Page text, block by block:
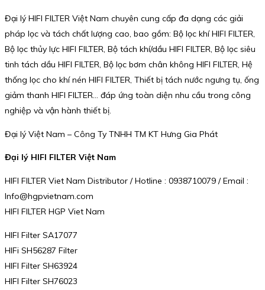
Đại lý HIFI FILTER Việt Nam chuyên cung cấp đa dạng các giải
pháp lọc và tách chất lượng cao, bao gồm: Bộ lọc khí HIFI FILTER,
Bộ lọc thủy lực HIFI FILTER, Bộ tách khí/dầu HIFI FILTER, Bộ lọc siêu
tinh tách dầu HIFI FILTER, Bộ lọc bơm chân không HIFI FILTER, Hệ
thống lọc cho khí nén HIFI FILTER, Thiết bị tách nước ngưng tụ, ống
giảm thanh HIFI FILTER… đáp ứng toàn diện nhu cầu trong công
nghiệp và vận hành thiết bị.
Đại lý Việt Nam – Công Ty TNHH TM KT Hưng Gia Phát
Đại lý HIFI FILTER Việt Nam
HIFI FILTER Viet Nam Distributor / Hotline : 0938710079 / Email :
Info@hgpvietnam.com
HIFI FILTER HGP Viet Nam
HIFI Filter SA17077
HIFi SH56287 Filter
HIFI Filter SH63924
HIFI Filter SH76023